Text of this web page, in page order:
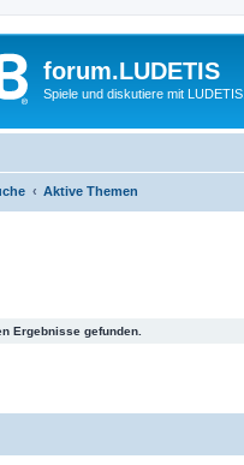
forum.LUDETIS
Spiele und diskutiere mit LUDETIS.
Aktive Themen
Ergebnisse gefunden.